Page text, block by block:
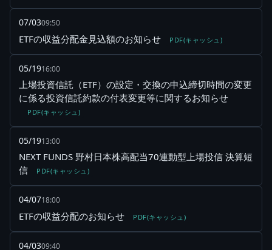
07/0309:50
ETFの収益分配金見込額のお知らせ PDF(キャッシュ)
05/1916:00
上場投資信託（ETF）の設定・交換の申込締切時間の変更
に係る投資信託約款の付表変更等に関するお知らせ
PDF(キャッシュ)
05/1913:00
NEXT FUNDS 野村日本株高配当70連動型上場投信 決算短
信
PDF(キャッシュ)
04/0718:00
ETFの収益分配のお知らせ PDF(キャッシュ)
04/0309:40